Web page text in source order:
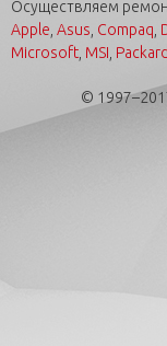
Осуществляем
Apple Asus Compaq
Microsoft MSI
©